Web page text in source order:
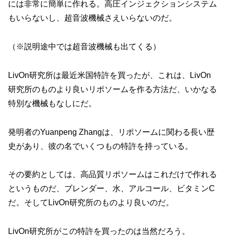
には非常に簡単に作れる。高圧インジェクションシステム
もいらないし、超音波機械さえいらないのだ。
（※説明途中では超音波機械も出てくる）
LivOn研究所は最近米国特許を買ったが、これは、LivOn
研究所のものより良いリポソームを作る方法だ、いかなる
特別な機械もなしにだ。
発明者のYuanpeng Zhangは、リポソームに関わる長い歴
史があり、彼の名でいくつもの特許を持っている。
その要約としては、高品質リポソームはこれだけで作れる
というものだ、ブレンダー、水、アルコール、ビタミンC
だ。そしてLivOn研究所のものより良いのだ。
LivOn研究所がこの特許を買ったのは当然だろう。